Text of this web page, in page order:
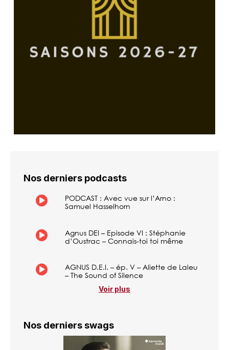
Nos derniers podcasts
PODCAST : Avec vue sur l’Arno :
Samuel Hasselhorn
Agnus DEI – Episode VI : Stéphanie
d’Oustrac – Connais-toi toi même
AGNUS D.E.I. – ép. V – Aliette de Laleu
– The Sound of Silence
Voir plus
Nos derniers swags